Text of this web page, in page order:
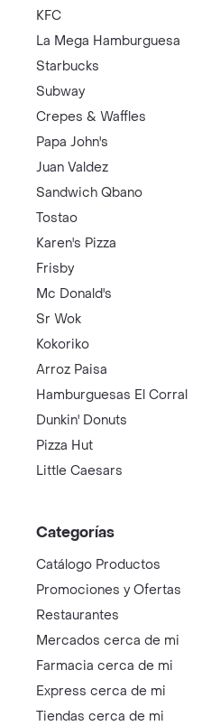
KFC
La Mega Hamburguesa
Starbucks
Subway
Crepes & Waffles
Papa John's
Juan Valdez
Sandwich Qbano
Tostao
Karen's Pizza
Frisby
Mc Donald's
Sr Wok
Kokoriko
Arroz Paisa
Hamburguesas El Corral
Dunkin' Donuts
Pizza Hut
Little Caesars
Categorías
Catálogo Productos
Promociones y Ofertas
Restaurantes
Mercados cerca de mi
Farmacia cerca de mi
Express cerca de mi
Tiendas cerca de mi